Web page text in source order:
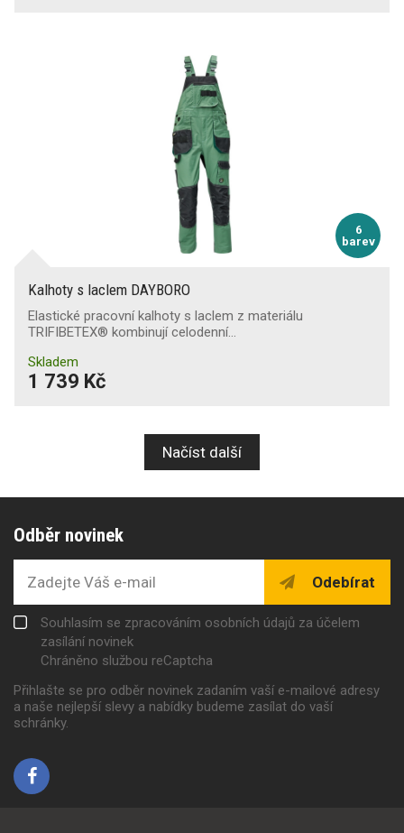
6
barev
Kalhoty s laclem DAYBORO
Elastické pracovní kalhoty s laclem z materiálu
TRIFIBETEX® kombinují celodenní…
Skladem
1 739 Kč
Načíst další
Odběr novinek
Odebírat
Souhlasím se zpracováním osobních údajů za účelem
zasílání novinek
Chráněno službou reCaptcha
Přihlašte se pro odběr novinek zadaním vaší e-mailové adresy
a naše nejlepší slevy a nabídky budeme zasílat do vaší
schránky.